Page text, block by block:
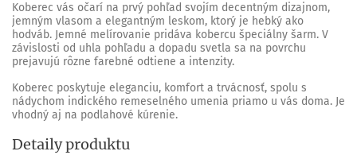
Koberec vás očarí na prvý pohľad svojím decentným dizajnom,
jemným vlasom a elegantným leskom, ktorý je hebký ako
hodváb. Jemné melírovanie pridáva kobercu špeciálny šarm. V
závislosti od uhla pohľadu a dopadu svetla sa na povrchu
prejavujú rôzne farebné odtiene a intenzity.
Koberec poskytuje eleganciu, komfort a trvácnosť, spolu s
nádychom indického remeselného umenia priamo u vás doma. Je
vhodný aj na podlahové kúrenie.
Detaily produktu